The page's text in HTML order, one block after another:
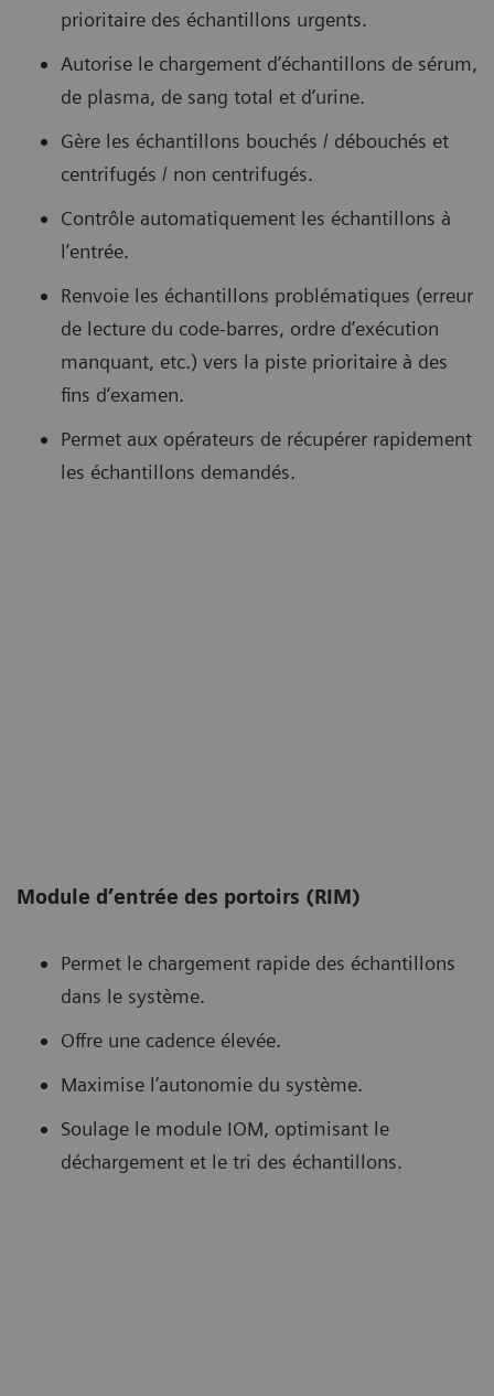
prioritaire des échantillons urgents.
Autorise le chargement d’échantillons de sérum,
de plasma, de sang total et d’urine.
Gère les échantillons bouchés / débouchés et
centrifugés / non centrifugés.
Contrôle automatiquement les échantillons à
l’entrée.
Renvoie les échantillons problématiques (erreur
de lecture du code-barres, ordre d’exécution
manquant, etc.) vers la piste prioritaire à des
fins d’examen.
Permet aux opérateurs de récupérer rapidement
les échantillons demandés.
Module d’entrée des portoirs (RIM)
Permet le chargement rapide des échantillons
dans le système.
Offre une cadence élevée.
Maximise l’autonomie du système.
Soulage le module IOM, optimisant le
déchargement et le tri des échantillons.